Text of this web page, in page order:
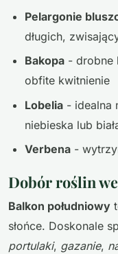
Pelargonie
długich,
Bakopa - drobne
obfite kwitnienie
Lobelia - idealna
niebieska lub
Verbena -
Dobór roślin
Balkon południowy
słońce. Doskonale
portulaki, gazanie,